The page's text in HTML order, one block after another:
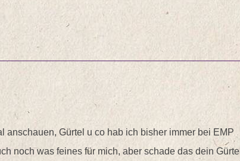
anschauen, Gürtel u co hab ich bisher immer bei EMP
noch was feines für mich, aber schade das dein Gürtel